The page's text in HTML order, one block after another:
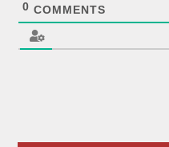
0 COMMENTS